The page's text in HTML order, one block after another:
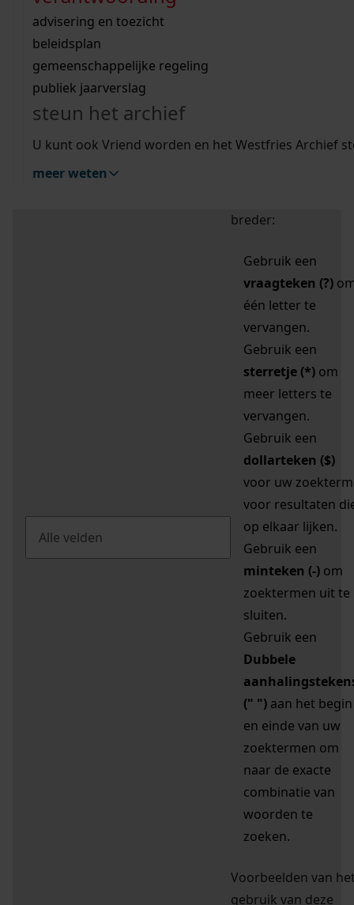
bouwvergunningen
omgevingsvergunningen
vergunningen
beeld en geluid
uitleg nodig?
Wij helpen u op weg met een aantal zoektips.
bekijk alle zoektips
Wij helpen u op weg met een aantal zoektips.
bekijk alle zoektips
bekijk ons geschiedenislokaal
advisering en toezicht
beleidsplan
gemeenschappelijke regeling
publiek jaarverslag
steun het archief
U kunt ook Vriend worden en het Westfries Archief
meer weten
zoektips
Mijn Studiezaal (inloggen)
uw zoekopdracht te
breder:
Gebruik een
vraagteken (?)
één letter te
vervangen.
Gebruik een
sterretje (*) om
meer letters te
vervangen.
Gebruik een
dollarteken ($)
voor uw zoekterm
voor resultaten
op elkaar lijken.
Gebruik een
minteken (-) om
zoektermen uit te
sluiten.
Gebruik een
Dubbele
(" ") aan het begin
en einde van uw
zoektermen om
naar de exacte
combinatie van
woorden te
zoeken.
Voorbeelden van
gebruik van deze